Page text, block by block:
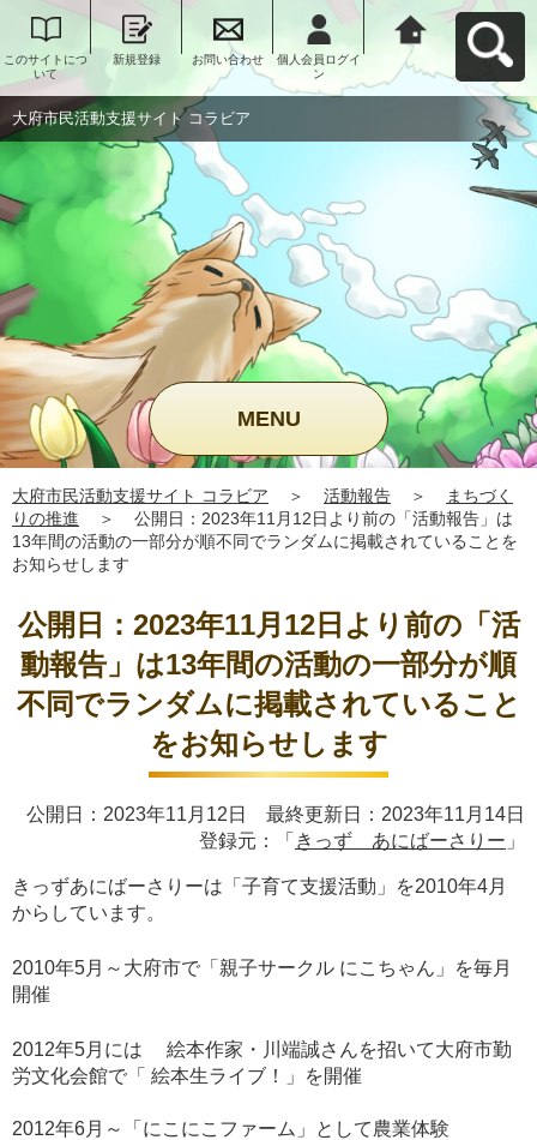
このサイトにつ
いて
新規登録 お問い合わせ
個人会員ログイ
ン
大府市民活動支
援サイト コラビ
アへ戻る
大府市民活動支援サイト コラビア
MENU
大府市民活動支援サイト コラビア ＞ 活動報告 ＞
まちづく
りの推進
＞
公開日：2023年11月12日より前の「活動報告」は
13年間の活動の一部分が順不同でランダムに掲載されていることを
お知らせします
公開日：2023年11月12日より前の「活
動報告」は13年間の活動の一部分が順
不同でランダムに掲載されていること
をお知らせします
公開日：2023年11月12日 最終更新日：2023年11月14日
登録元：「 きっず あにばーさりー 」
きっずあにばーさりーは「子育て支援活動」を2010年4月
からしています。
2010年5月～大府市で「親子サークル にこちゃん」を毎月
開催
2012年5月には 絵本作家・川端誠さんを招いて大府市勤
労文化会館で「 絵本生ライブ！」を開催
2012年6月～「にこにこファーム」として農業体験